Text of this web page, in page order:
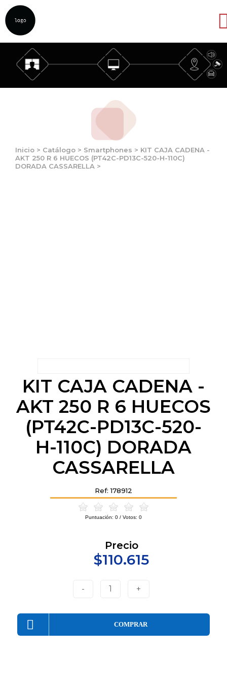
Inicio > Catálogo > Smartphones > KIT CAJA CADENA -
AKT 250 R 6 HUECOS (PT42C-PD13C-520-H-110C)
DORADA CASSARELLA >
KIT CAJA CADENA -
AKT 250 R 6 HUECOS
(PT42C-PD13C-520-
H-110C) DORADA
CASSARELLA
Ref: 178912
Puntuación: 0 / Votos: 0
Precio
$110.615
- 1 +
COMPRAR